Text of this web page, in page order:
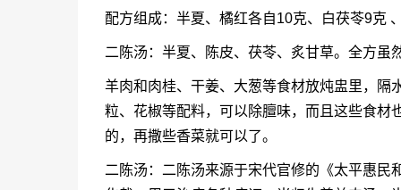
配方组成：半夏、橘红各自10克、白茯苓9克
二陈汤：半夏、陈皮、茯苓、炙甘草。全方虽
羊肉和肉桂、干姜、大葱等食材放炖盅里，隔
粒、花椒等配料，可以除膻味，而且这些食材
的，再撒些香菜就可以了。
二陈汤：二陈汤来源于宋代官修的《太平惠民